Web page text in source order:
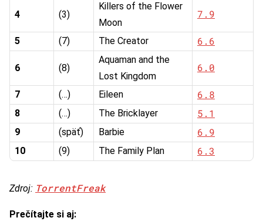
4 (3)
Killers of the Flower
Moon
7.9
5 (7) The Creator 6.6
6 (8)
Aquaman and the
Lost Kingdom
6.0
7 (…) Eileen 6.8
8 (…) The Bricklayer 5.1
9 (späť) Barbie 6.9
10 (9) The Family Plan 6.3
Zdroj: TorrentFreak
Prečítajte si aj: